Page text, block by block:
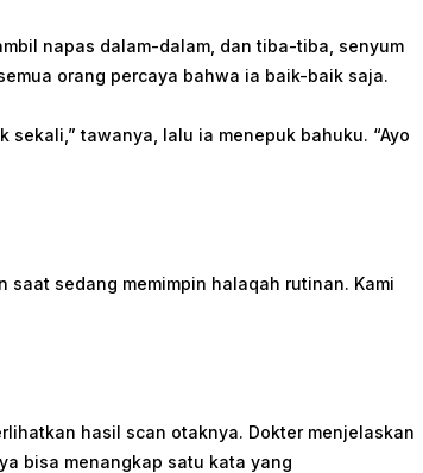
napas dalam-dalam, dan tiba-tiba, senyum
orang percaya bahwa ia baik-baik saja.
tawanya, lalu ia menepuk bahuku. “Ayo
sedang memimpin halaqah rutinan. Kami
hasil scan otaknya. Dokter menjelaskan
bisa menangkap satu kata yang